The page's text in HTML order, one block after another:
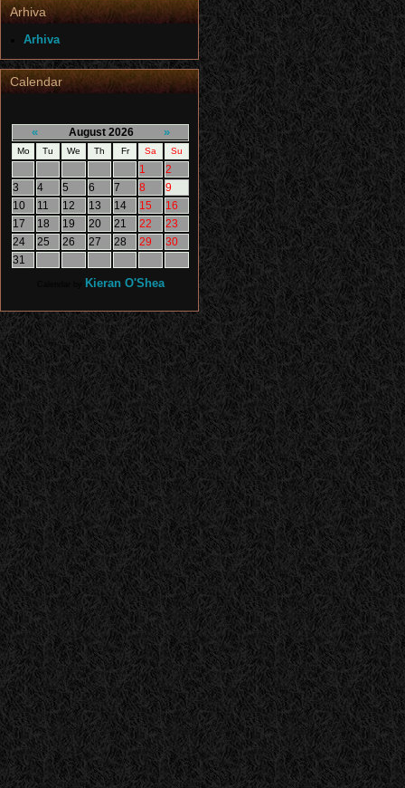
Arhiva
Arhiva
Calendar
« August 2026 »
Mo Tu We Th Fr Sa Su
1
2
3
4 5 6 7 8
9
10
11 12 13 14 15
16
17
18 19 20 21 22
23
24
25 26 27 28 29
30
31
Kieran O'Shea